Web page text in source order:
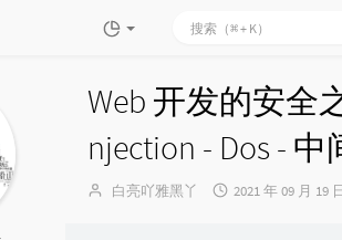
Web 开发的安全
njection - Dos -
博
白亮吖雅黑丫
发
2021 年 09 月 19